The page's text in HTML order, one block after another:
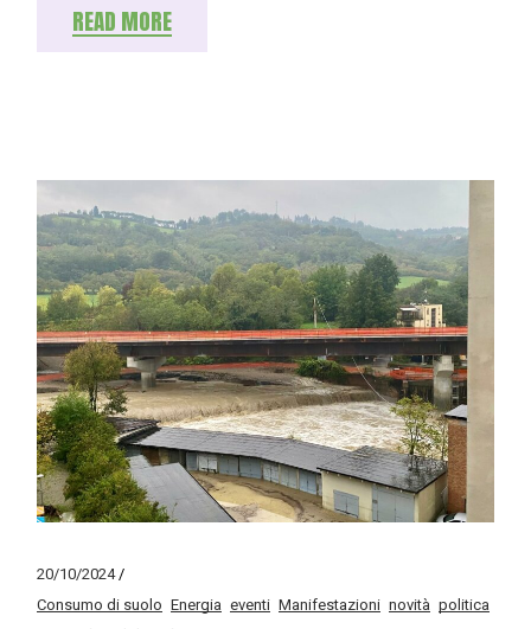
READ MORE
20/10/2024
Consumo di suolo Energia eventi Manifestazioni novità politica